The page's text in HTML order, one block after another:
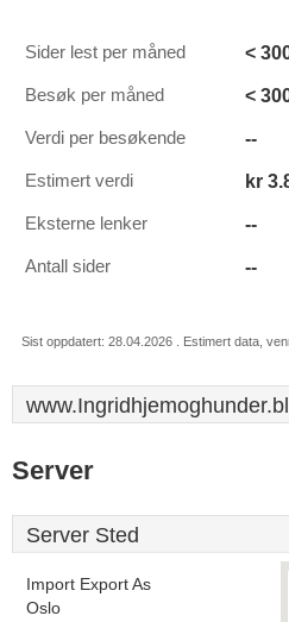
Sider lest per måned <
Besøk per måned <
Verdi per besøkende --
Estimert verdi kr
Eksterne lenker --
Antall sider --
Sist oppdatert: 28.04.2026 . Estimert data,
Server
Server Sted
Import Export As
Oslo